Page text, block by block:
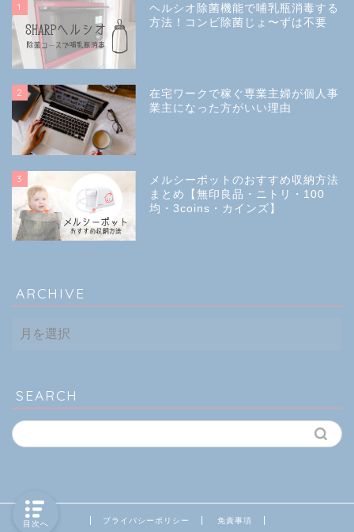
1
ヘルシオ除菌機能で哺乳瓶消毒する
方法！コンビ除菌じょ〜ずは不要
2
在宅ワークで稼ぐ専業主婦が個人事
業主になった方がいい理由
3
メルシーポットのおすすめ収納方法
まとめ【無印良品・ニトリ・100
均・3coins・カインズ】
ARCHIVE
SEARCH
プライバシーポリシー 免責事項
目次へ